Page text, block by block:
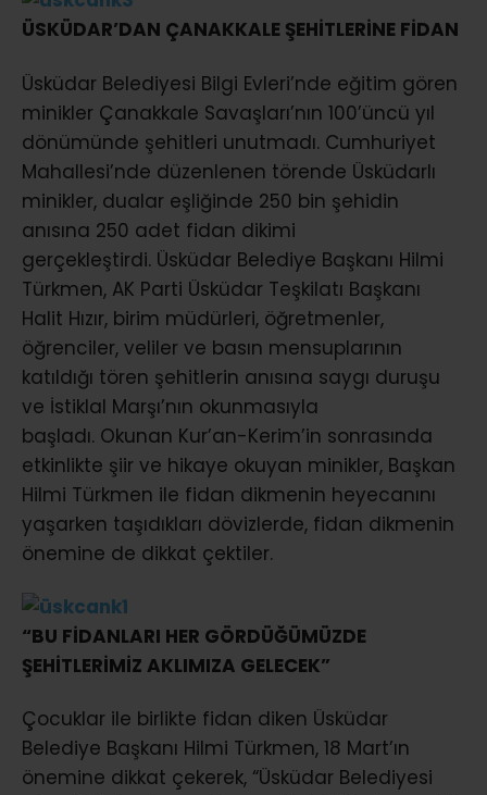
ÜSKÜDAR’DAN ÇANAKKALE ŞEHİTLERİNE FİDAN
Üsküdar Belediyesi Bilgi Evleri’nde eğitim gören
minikler Çanakkale Savaşları’nın 100’üncü yıl
dönümünde şehitleri unutmadı. Cumhuriyet
Mahallesi’nde düzenlenen törende Üsküdarlı
minikler, dualar eşliğinde 250 bin şehidin
anısına 250 adet fidan dikimi
gerçekleştirdi. Üsküdar Belediye Başkanı Hilmi
Türkmen, AK Parti Üsküdar Teşkilatı Başkanı
Halit Hızır, birim müdürleri, öğretmenler,
öğrenciler, veliler ve basın mensuplarının
katıldığı tören şehitlerin anısına saygı duruşu
ve İstiklal Marşı’nın okunmasıyla
başladı. Okunan Kur’an-Kerim’in sonrasında
etkinlikte şiir ve hikaye okuyan minikler, Başkan
Hilmi Türkmen ile fidan dikmenin heyecanını
yaşarken taşıdıkları dövizlerde, fidan dikmenin
önemine de dikkat çektiler.
“BU FİDANLARI HER GÖRDÜĞÜMÜZDE
ŞEHİTLERİMİZ AKLIMIZA GELECEK”
Çocuklar ile birlikte fidan diken Üsküdar
Belediye Başkanı Hilmi Türkmen, 18 Mart’ın
önemine dikkat çekerek, “Üsküdar Belediyesi